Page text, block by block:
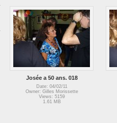
Josée a 50 ans. 018
Date: 04/02/11
Owner: Gilles Morissette
Views: 5159
1.61 MB